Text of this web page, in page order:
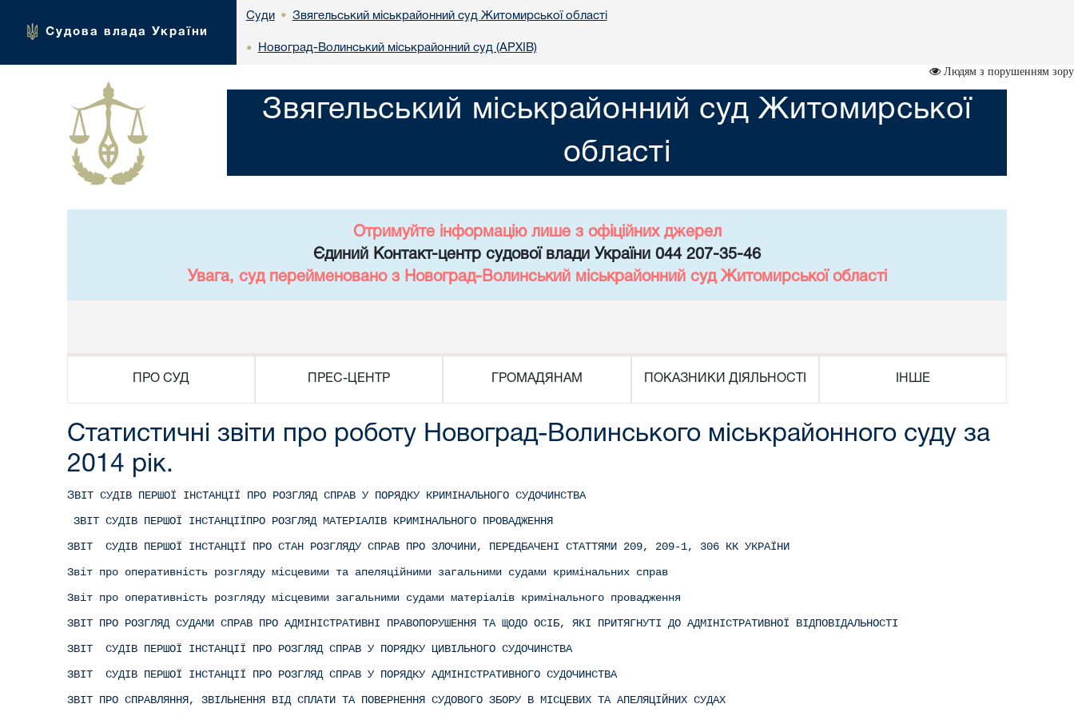
Судова влада України
Суди • Звягельський міськрайонний суд Житомирської області
• Новоград-Волинський міськрайонний суд (АРХІВ)
Людям з порушенням зору
Звягельський міськрайонний суд Житомирської
області
Отримуйте інформацію лише з офіційних джерел
Єдиний Контакт-центр судової влади України 044 207-35-46
Увага, суд перейменовано з Новоград-Волинський міськрайонний суд Житомирської області
ПРО СУД ПРЕС-ЦЕНТР ГРОМАДЯНАМ ПОКАЗНИКИ ДІЯЛЬНОСТІ ІНШЕ
Статистичні звіти про роботу Новоград-Волинського міськрайонного суду за
2014 рік.
ЗВІТ СУДІВ ПЕРШОЇ ІНСТАНЦІЇ ПРО РОЗГЛЯД СПРАВ У ПОРЯДКУ КРИМІНАЛЬНОГО СУДОЧИНСТВА
ЗВІТ СУДІВ ПЕРШОЇ ІНСТАНЦІЇПРО РОЗГЛЯД МАТЕРІАЛІВ КРИМІНАЛЬНОГО ПРОВАДЖЕННЯ
ЗВІТ СУДІВ ПЕРШОЇ ІНСТАНЦІЇ ПРО СТАН РОЗГЛЯДУ СПРАВ ПРО ЗЛОЧИНИ, ПЕРЕДБАЧЕНІ СТАТТЯМИ 209, 209-1, 306 КК УКРАЇНИ
Звіт про оперативність розгляду місцевими та апеляційними загальними судами кримінальних справ
Звіт про оперативність розгляду місцевими загальними судами матеріалів кримінального провадження
ЗВІТ ПРО РОЗГЛЯД СУДАМИ СПРАВ ПРО АДМІНІСТРАТИВНІ ПРАВОПОРУШЕННЯ ТА ЩОДО ОСІБ, ЯКІ ПРИТЯГНУТІ ДО АДМІНІСТРАТИВНОЇ ВІДПОВІДАЛЬНОСТІ
ЗВІТ СУДІВ ПЕРШОЇ ІНСТАНЦІЇ ПРО РОЗГЛЯД СПРАВ У ПОРЯДКУ ЦИВІЛЬНОГО СУДОЧИНСТВА
ЗВІТ СУДІВ ПЕРШОЇ ІНСТАНЦІЇ ПРО РОЗГЛЯД СПРАВ У ПОРЯДКУ АДМІНІСТРАТИВНОГО СУДОЧИНСТВА
ЗВІТ ПРО СПРАВЛЯННЯ, ЗВІЛЬНЕННЯ ВІД СПЛАТИ ТА ПОВЕРНЕННЯ СУДОВОГО ЗБОРУ В МІСЦЕВИХ ТА АПЕЛЯЦІЙНИХ СУДАХ